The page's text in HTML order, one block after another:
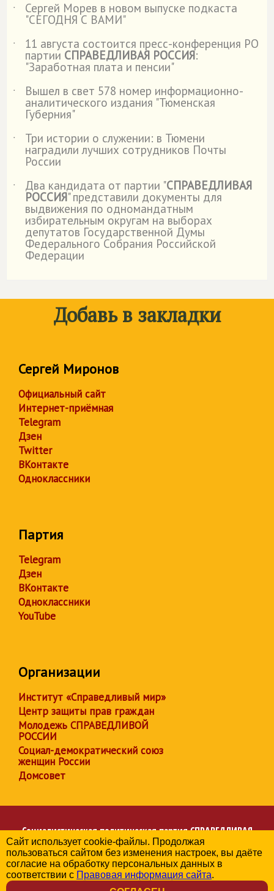
˙ Сергей Морев в новом выпуске подкаста
"СЕГОДНЯ С ВАМИ"
˙
11 августа состоится пресс-конференция РО
партии СПРАВЕДЛИВАЯ РОССИЯ:
"Заработная плата и пенсии"
˙
Вышел в свет 578 номер информационно-
аналитического издания "Тюменская
Губерния"
˙
Три истории о служении: в Тюмени
наградили лучших сотрудников Почты
России
˙
Два кандидата от партии "СПРАВЕДЛИВАЯ
РОССИЯ" представили документы для
выдвижения по одномандатным
избирательным округам на выборах
депутатов Государственной Думы
Федерального Собрания Российской
Федерации
Добавь в закладки
Сергей Миронов
Официальный сайт
Интернет-приёмная
Telegram
Дзен
Twitter
ВКонтакте
Одноклассники
Партия
Telegram
Дзен
ВКонтакте
Одноклассники
YouTube
Организации
Институт «Справедливый мир»
Центр защиты прав граждан
Молодежь СПРАВЕДЛИВОЙ
РОССИИ
Социал-демократический союз
женщин России
Домсовет
Социалистическая политическая партияСПРАВЕДЛИВАЯ
РОССИЯ
Региональное отделение партии в Тюменской области
© 2006-2026
Политика в отношении обработки персональных данных
Сайт использует cookie-файлы. Продолжая
пользоваться сайтом без изменения настроек, вы даёте
согласие на обработку персональных данных в
соответствии с Правовая информация сайта.